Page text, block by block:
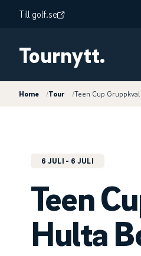
Till golf.se
Tournytt.
Home /Tour /Teen Cup
6 JULI - 6 JULI
Teen
Hulta